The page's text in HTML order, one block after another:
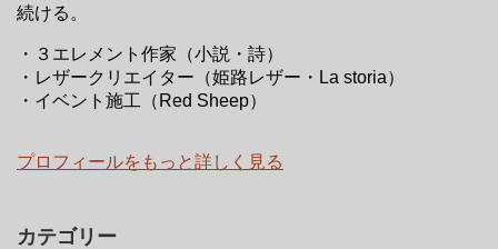
続ける。
・３エレメント作家（小説・詩）
・レザークリエイター（姫路レザー・La storia）
・イベント施工（Red Sheep）
プロフィールをもっと詳しく見る
カテゴリー